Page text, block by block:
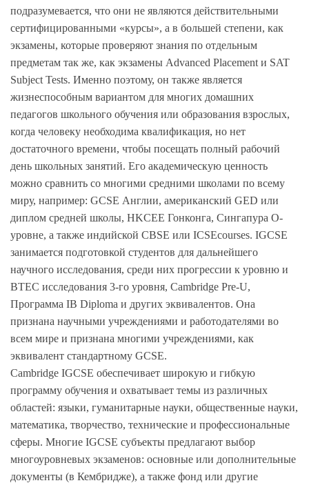
подразумевается, что они не являются действительными
сертифицированными «курсы», а в большей степени, как
экзамены, которые проверяют знания по отдельным
предметам так же, как экзамены Advanced Placement и SAT
Subject Tests. Именно поэтому, он также является
жизнеспособным вариантом для многих домашних
педагогов школьного обучения или образования взрослых,
когда человеку необходима квалификация, но нет
достаточного времени, чтобы посещать полный рабочий
день школьных занятий. Его академическую ценность
можно сравнить со многими средними школами по всему
миру, например: GCSE Англии, американский GED или
диплом средней школы, HKCEE Гонконга, Сингапура O-
уровне, а также индийской CBSE или ICSEcourses. IGCSE
занимается подготовкой студентов для дальнейшего
научного исследования, среди них прогрессии к уровню и
BTEC исследования 3-го уровня, Cambridge Pre-U,
Программа IB Diploma и других эквивалентов. Она
признана научными учреждениями и работодателями во
всем мире и признана многими учреждениями, как
эквивалент стандартному GCSE.
Cambridge IGCSE обеспечивает широкую и гибкую
программу обучения и охватывает темы из различных
областей: языки, гуманитарные науки, общественные науки,
математика, творчество, технические и профессиональные
сферы. Многие IGCSE субъекты предлагают выбор
многоуровневых экзаменов: основные или дополнительные
документы (в Кембридже), а также фонд или другие